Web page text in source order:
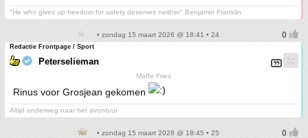
"He who gives up freedom for safety deserves neither" Benjamin Franklin
• zondag 15 maart 2026 @ 18:41 • 24
Redactie Frontpage / Sport
Peterselieman
Maffe Fries
Rinus voor Grosjean gekomen
Altijd onderweg naar het avontuur
• zondag 15 maart 2026 @ 18:45 • 25